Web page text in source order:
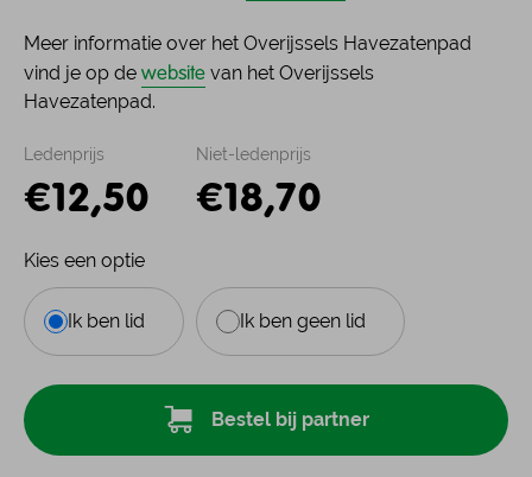
Meer informatie over het Overijssels Havezatenpad
vind je op de website van het Overijssels
Havezatenpad.
Ledenprijs
€12,50
Kies een optie
Ik ben lid
Niet-ledenprijs
€18,70
Ik ben geen lid
Bestel bij partner